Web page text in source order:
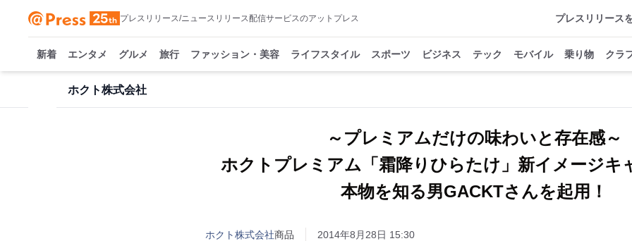
プレスリリース/ニュースリリース配信サービスのアットプレス プレスリリース
新着 エンタメ グルメ 旅行 ファッション・美容 ライフスタイル スポーツ ビジネス テック モバイル 乗り物 クラ
ホクト株式会社
～プレミアムだけの味わいと存在感～
ホクトプレミアム「霜降りひらたけ」新イメージキ
本物を知る男GACKTさんを起用！
ホクト株式会社商品 2014年8月28日 15:30